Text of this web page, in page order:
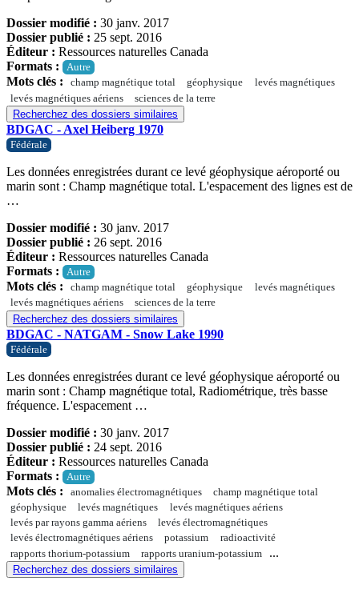
Dossier modifié : 30 janv. 2017
Dossier publié : 25 sept. 2016
Éditeur : Ressources naturelles Canada
Formats :
Autre
Mots clés : champ magnétique total géophysique
levés magnétiques
levés magnétiques aériens
sciences de la terre
Recherchez des dossiers similaires
BDGAC - Axel Heiberg 1970
Fédérale
Les données enregistrées durant ce levé géophysique aéroporté ou
marin sont : Champ magnétique total. L'espacement des lignes est de
…
Dossier modifié : 30 janv. 2017
Dossier publié : 26 sept. 2016
Éditeur : Ressources naturelles Canada
Formats :
Autre
Mots clés : champ magnétique total géophysique
levés magnétiques
levés magnétiques aériens
sciences de la terre
Recherchez des dossiers similaires
BDGAC - NATGAM - Snow Lake 1990
Fédérale
Les données enregistrées durant ce levé géophysique aéroporté ou
marin sont : Champ magnétique total, Radiométrique, très basse
fréquence. L'espacement …
Dossier modifié : 30 janv. 2017
Dossier publié : 24 sept. 2016
Éditeur : Ressources naturelles Canada
Formats :
Autre
Mots clés : anomalies électromagnétiques
champ magnétique total
géophysique
levés magnétiques
levés magnétiques aériens
levés par rayons gamma aériens
levés électromagnétiques
levés électromagnétiques aériens
potassium
radioactivité
rapports thorium-potassium
rapports uranium-potassium ...
Recherchez des dossiers similaires